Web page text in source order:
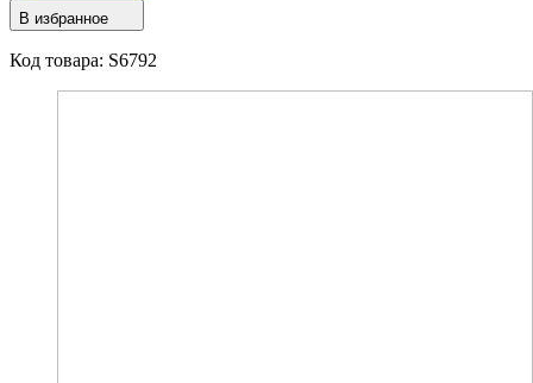
В избранное
Код товара: S6792